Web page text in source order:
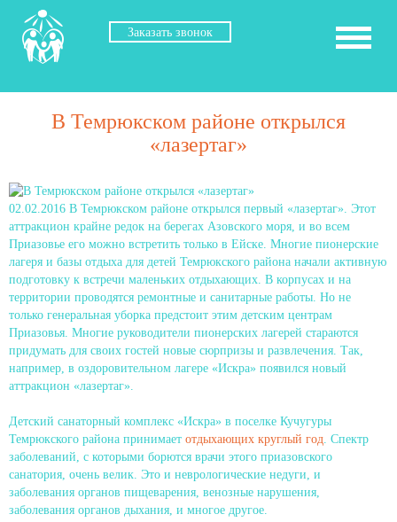
Заказать звонок
В Темрюкском районе открылся
«лазертаг»
02.02.2016 В Темрюкском районе открылся первый «лазертаг». Этот
аттракцион крайне редок на берегах Азовского моря, и во всем
Приазовье его можно встретить только в Ейске. Многие пионерские
лагеря и базы отдыха для детей Темрюкского района начали активную
подготовку к встречи маленьких отдыхающих. В корпусах и на
территории проводятся ремонтные и санитарные работы. Но не
только генеральная уборка предстоит этим детским центрам
Приазовья. Многие руководители пионерских лагерей стараются
придумать для своих гостей новые сюрпризы и развлечения. Так,
например, в оздоровительном лагере «Искра» появился новый
аттракцион «лазертаг».
Детский санаторный комплекс «Искра» в поселке Кучугуры
Темрюкского района принимает отдыхающих круглый год. Спектр
заболеваний, с которыми борются врачи этого приазовского
санатория, очень велик. Это и неврологические недуги, и
заболевания органов пищеварения, венозные нарушения,
заболевания органов дыхания, и многое другое.